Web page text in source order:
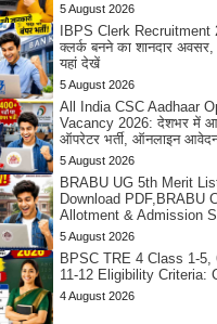
5 August 2026
IBPS Clerk Recruitment
क्लर्क बनने का शानदार अवसर,
यहां देखें
5 August 2026
All India CSC Aadhaar
Vacancy 2026: देशभर में
ऑपरेटर भर्ती, ऑनलाइन
5 August 2026
BRABU UG 5th Merit
Download PDF,BRABU
Allotment & Admission
5 August 2026
BPSC TRE 4 Class 1-5,
11-12 Eligibility Criteria:
4 August 2026